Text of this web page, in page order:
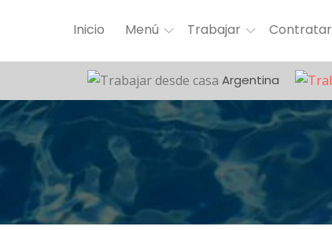
Inicio Menú Trabajar Contratar
Argentina